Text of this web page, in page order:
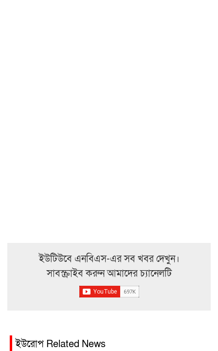
ইউটিউবে এনবিএস-এর সব খবর দেখুন।
সাবস্ক্রাইব করুন আমাদের চ্যানেলটি
ইউরোপ Related News